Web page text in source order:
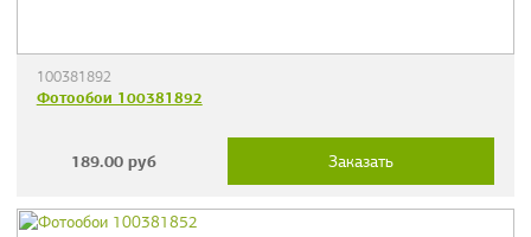
100381892
Фотообои 100381892
189.00 руб Заказать